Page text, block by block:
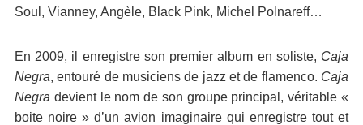
Soul, Vianney, Angèle, Black Pink, Michel Polnareff…
En 2009, il enregistre son premier album en soliste, Caja
Negra, entouré de musiciens de jazz et de flamenco. Caja
Negra devient le nom de son groupe principal, véritable «
boite noire » d’un avion imaginaire qui enregistre tout et